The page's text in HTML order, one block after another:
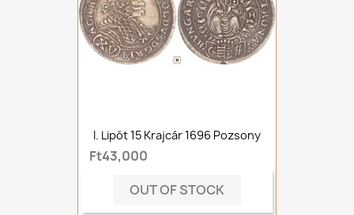
I. Lipót 15 Krajcár 1696 Pozsony
Ft43,000
OUT OF STOCK